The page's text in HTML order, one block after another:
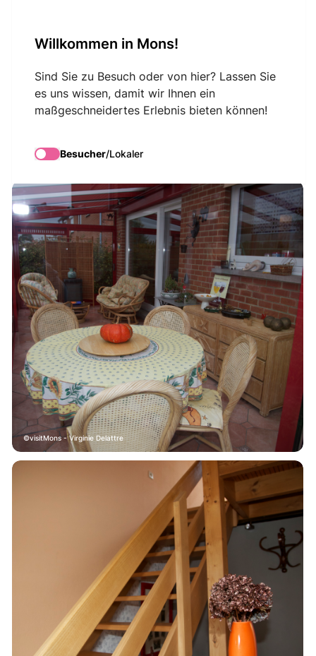
Willkommen in Mons!
Sind Sie zu Besuch oder von hier? Lassen Sie
es uns wissen, damit wir Ihnen ein
maßgeschneidertes Erlebnis bieten können!
Besucher/Lokaler
À la Malogne
visitMons - Virginie Delattre